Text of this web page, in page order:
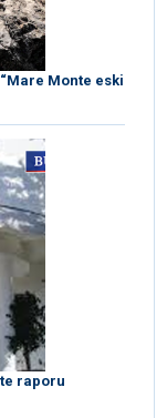
Monte eski
raporu